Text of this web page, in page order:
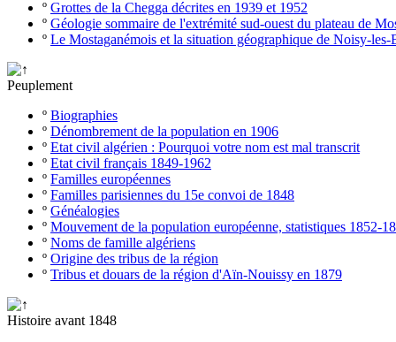
º Grottes de la Chegga décrites en 1939 et 1952
º Géologie sommaire de l'extrémité sud-ouest du plateau de
º Le Mostaganémois et la situation géographique de Noisy-les-
Peuplement
º Biographies
º Dénombrement de la population en 1906
º Etat civil algérien : Pourquoi votre nom est mal transcrit
º Etat civil français 1849-1962
º Familles européennes
º Familles parisiennes du 15e convoi de 1848
º Généalogies
º Mouvement de la population européenne, statistiques 1852-
º Noms de famille algériens
º Origine des tribus de la région
º Tribus et douars de la région d'Aïn-Nouissy en 1879
Histoire avant 1848